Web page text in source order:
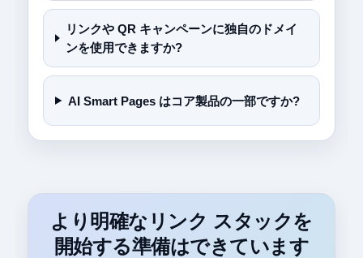
リンクや QR キャンペーンに独自のドメイ
ンを使用できますか?
AI Smart Pages はコア製品の一部ですか?
より明確なリンク スタックを
開始する準備はできています